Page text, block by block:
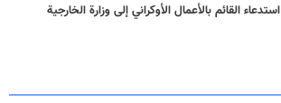
استدعاء القائم بالأعمال الأوكراني إلى وزارة الخارجية